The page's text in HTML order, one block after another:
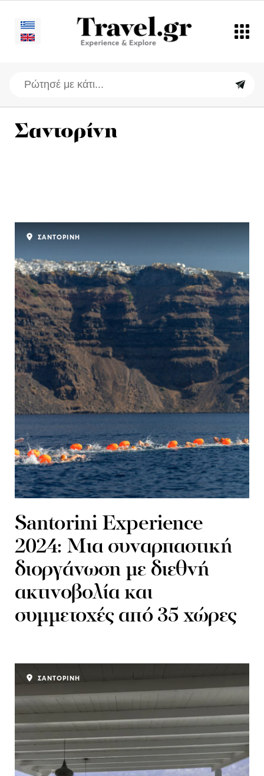
Σαντορίνη
Santorini Experience
2024: Μια συναρπαστική
διοργάνωση με διεθνή
ακτινοβολία και
συμμετοχές από 35 χώρες
ΣΑΝΤΟΡΙΝΗ
ΣΑΝΤΟΡΙΝΗ